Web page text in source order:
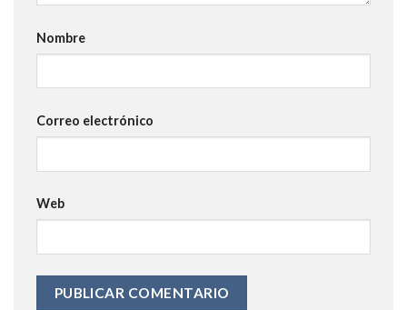
Nombre
Correo electrónico
Web